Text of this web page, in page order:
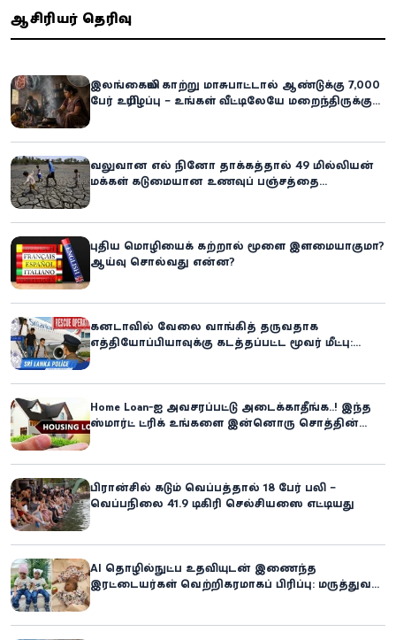
ஆசிரியர் தெரிவு
இலங்கையில் காற்று மாசுபாட்டால் ஆண்டுக்கு 7,000
பேர் உயிரிழப்பு – உங்கள் வீட்டிலேயே மறைந்திருக்கும்
வலுவான எல் நினோ தாக்கத்தால் 49 மில்லியன்
மக்கள் கடுமையான உணவுப் பஞ்சத்தை
புதிய மொழியைக் கற்றால் மூளை இளமையாகுமா?
ஆய்வு சொல்வது என்ன?
கனடாவில் வேலை வாங்கித் தருவதாக
எத்தியோப்பியாவுக்கு கடத்தப்பட்ட மூவர் மீட்பு:
Home Loan-ஐ அவசரப்பட்டு அடைக்காதீங்க..! இந்த
ஸ்மார்ட் ட்ரிக் உங்களை இன்னொரு சொத்தின்
பிரான்சில் கடும் வெப்பத்தால் 18 பேர் பலி –
வெப்பநிலை 41.9 டிகிரி செல்சியஸை எட்டியது
AI தொழில்நுட்ப உதவியுடன் இணைந்த
இரட்டையர்கள் வெற்றிகரமாகப் பிரிப்பு: மருத்துவ